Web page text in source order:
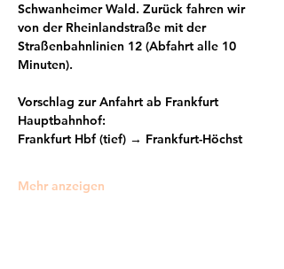
Schwanheimer Wald. Zurück fahren wir
von der Rheinlandstraße mit der
Straßenbahnlinien 12 (Abfahrt alle 10
Minuten).
Vorschlag zur Anfahrt ab Frankfurt
Hauptbahnhof:
Frankfurt Hbf (tief) → Frankfurt-Höchst
Mehr anzeigen